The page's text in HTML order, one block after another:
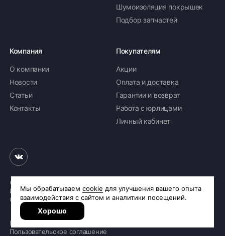
Шумоизоляция покрышек
Подбор запчастей
Компания
О компании
Новости
Статьи
Контакты
Покупателям
Акции
Оплата и доставка
Гарантии и возврат
Работа с юрлицами
Личный кабинет
© 2026 «Шинное бюро Шлепакова»
Интернет-магазин шин и дисков
Сделано вR.class
Политика обработки персональных данных
Пользовательское соглашение